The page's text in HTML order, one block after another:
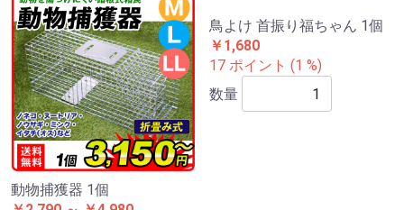
動物捕獲器 1個